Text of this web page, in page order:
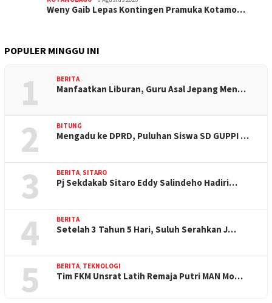
Weny Gaib Lepas Kontingen Pramuka Kotamo…
POPULER MINGGU INI
1 BERITA
Manfaatkan Liburan, Guru Asal Jepang Men…
2 BITUNG
Mengadu ke DPRD, Puluhan Siswa SD GUPPI …
3 BERITA, SITARO
Pj Sekdakab Sitaro Eddy Salindeho Hadiri…
4 BERITA
Setelah 3 Tahun 5 Hari, Suluh Serahkan J…
5 BERITA, TEKNOLOGI
Tim FKM Unsrat Latih Remaja Putri MAN Mo…